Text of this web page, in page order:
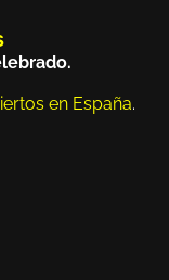
en España.